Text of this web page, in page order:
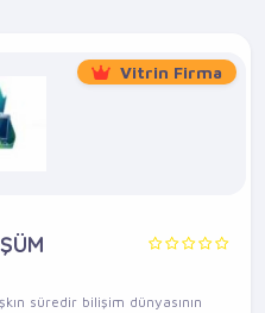
Vitrin Firma
süredir bilişim dünyasının